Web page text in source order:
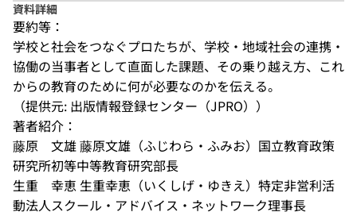
資料詳細
要約等：
学校と社会をつなぐプロたちが、学校・地域社会の連携・
協働の当事者として直面した課題、その乗り越え方、これ
からの教育のために何が必要なのかを伝える。
（提供元: 出版情報登録センター（JPRO））
著者紹介：
藤原　文雄 藤原文雄（ふじわら・ふみお）国立教育政策
研究所初等中等教育研究部長
生重　幸恵 生重幸恵（いくしげ・ゆきえ）特定非営利活
動法人スクール・アドバイス・ネットワーク理事長